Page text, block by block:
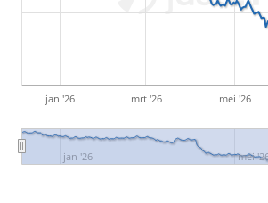
jan '26 mrt '26 mei '26
jan '26 mei